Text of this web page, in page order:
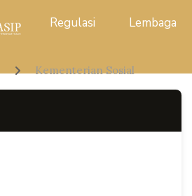
Regulasi Lembaga
Kementerian Sosial